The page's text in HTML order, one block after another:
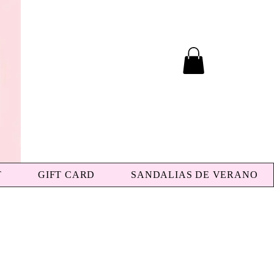
GIFT CARD SANDALIAS DE VERANO